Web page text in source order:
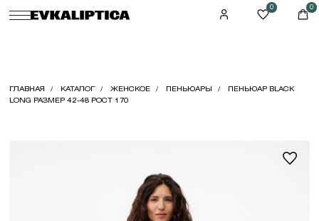
0 0
ГЛАВНАЯ КАТАЛОГ ЖЕНСКОЕ ПЕНЬЮАРЫ
ПЕНЬЮАР BLACK
LONG РАЗМЕР 42-48 РОСТ 170